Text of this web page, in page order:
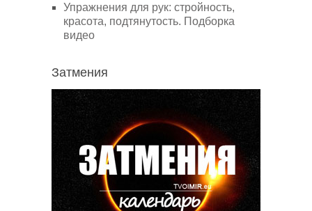
Упражнения для рук: стройность,
красота, подтянутость. Подборка
видео
Затмения